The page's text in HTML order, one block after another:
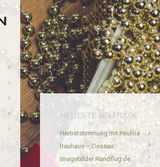
NEUESTE BEITRÄGE
Herbststimmung mit Paulina
Bauhaus – Dessau
Imagebilder Rundflug.de